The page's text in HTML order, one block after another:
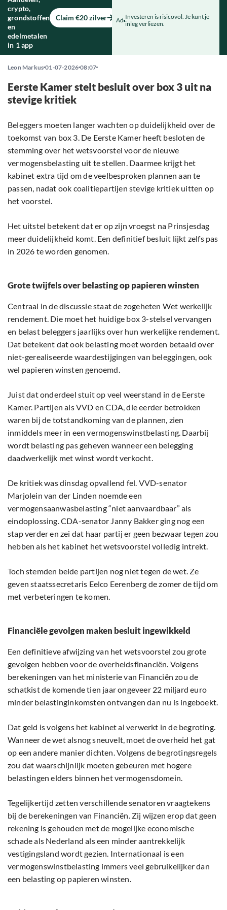
crypto,
grondstoffen
en
edelmetalen
in 1 app
Claim €20 zilver Ad Investeren is risicovol. Je kunt je
inleg verliezen.
Leon Markus 01-07-2026 08:07
Eerste Kamer stelt besluit over box 3 uit na
stevige kritiek
Beleggers moeten langer wachten op duidelijkheid over de
toekomst van box 3. De Eerste Kamer heeft besloten de
stemming over het wetsvoorstel voor de nieuwe
vermogensbelasting uit te stellen. Daarmee krijgt het
kabinet extra tijd om de veelbesproken plannen aan te
passen, nadat ook coalitiepartijen stevige kritiek uitten op
het voorstel.
Het uitstel betekent dat er op zijn vroegst na Prinsjesdag
meer duidelijkheid komt. Een definitief besluit lijkt zelfs pas
in 2026 te worden genomen.
Grote twijfels over belasting op papieren winsten
Centraal in de discussie staat de zogeheten Wet werkelijk
rendement. Die moet het huidige box 3-stelsel vervangen
en belast beleggers jaarlijks over hun werkelijke rendement.
Dat betekent dat ook belasting moet worden betaald over
niet-gerealiseerde waardestijgingen van beleggingen, ook
wel papieren winsten genoemd.
Juist dat onderdeel stuit op veel weerstand in de Eerste
Kamer. Partijen als VVD en CDA, die eerder betrokken
waren bij de totstandkoming van de plannen, zien
inmiddels meer in een vermogenswinstbelasting. Daarbij
wordt belasting pas geheven wanneer een belegging
daadwerkelijk met winst wordt verkocht.
De kritiek was dinsdag opvallend fel. VVD-senator
Marjolein van der Linden noemde een
vermogensaanwasbelasting “niet aanvaardbaar” als
eindoplossing. CDA-senator Janny Bakker ging nog een
stap verder en zei dat haar partij er geen bezwaar tegen zou
hebben als het kabinet het wetsvoorstel volledig intrekt.
Toch stemden beide partijen nog niet tegen de wet. Ze
geven staatssecretaris Eelco Eerenberg de zomer de tijd om
met verbeteringen te komen.
Financiële gevolgen maken besluit ingewikkeld
Een definitieve afwijzing van het wetsvoorstel zou grote
gevolgen hebben voor de overheidsfinanciën. Volgens
berekeningen van het ministerie van Financiën zou de
schatkist de komende tien jaar ongeveer 22 miljard euro
minder belastinginkomsten ontvangen dan nu is ingeboekt.
Dat geld is volgens het kabinet al verwerkt in de begroting.
Wanneer de wet alsnog sneuvelt, moet de overheid het gat
op een andere manier dichten. Volgens de begrotingsregels
zou dat waarschijnlijk moeten gebeuren met hogere
belastingen elders binnen het vermogensdomein.
Tegelijkertijd zetten verschillende senatoren vraagtekens
bij de berekeningen van Financiën. Zij wijzen erop dat geen
rekening is gehouden met de mogelijke economische
schade als Nederland als een minder aantrekkelijk
vestigingsland wordt gezien. Internationaal is een
vermogenswinstbelasting immers veel gebruikelijker dan
een belasting op papieren winsten.